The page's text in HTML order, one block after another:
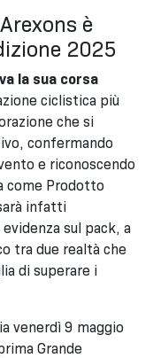
è
2025
la sua corsa
ciclistica più
che si
confermando
e riconoscendo
come Prodotto
infatti
sul pack, a
tra due realtà che
di superare i
venerdì 9 maggio
Grande